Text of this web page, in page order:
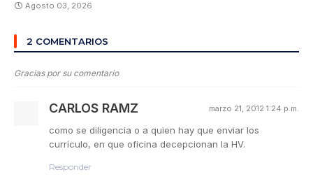
Agosto 03, 2026
2 COMENTARIOS
Gracias por su comentario
CARLOS RAMZ marzo 21, 2012 1:24 p.m.
como se diligencia o a quien hay que enviar los
currículo, en que oficina decepcionan la HV.
Responder